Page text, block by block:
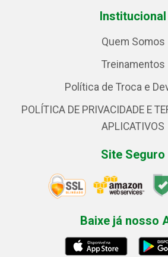
Institucional
Quem Somos
Treinamentos
Política de Troca e
POLÍTICA DE PRIVACIDADE E
APLICATIVOS
Site Seguro
Baixe já nosso